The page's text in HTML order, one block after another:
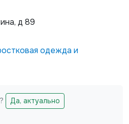
д 89
одежда и
Да, актуально